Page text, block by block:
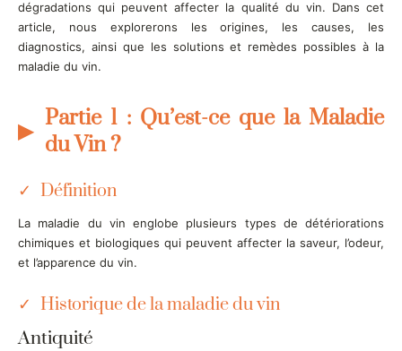
dégradations qui peuvent affecter la qualité du vin. Dans cet
article, nous explorerons les origines, les causes, les
diagnostics, ainsi que les solutions et remèdes possibles à la
maladie du vin.
Partie 1 : Qu’est-ce que la Maladie
du Vin ?
Définition
La maladie du vin englobe plusieurs types de détériorations
chimiques et biologiques qui peuvent affecter la saveur, l’odeur,
et l’apparence du vin.
Historique de la maladie du vin
Antiquité